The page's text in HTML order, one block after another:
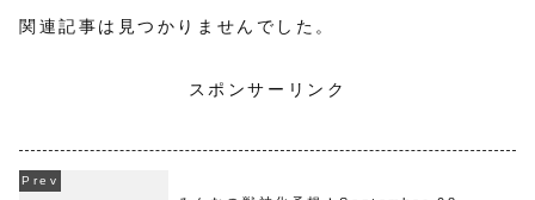
関連記事は見つかりませんでした。
スポンサーリンク